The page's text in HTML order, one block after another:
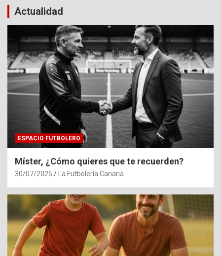
Actualidad
ESPACIO FUTBOLERO
Míster, ¿Cómo quieres que te recuerden?
30/07/2025 La Futbolería Canaria